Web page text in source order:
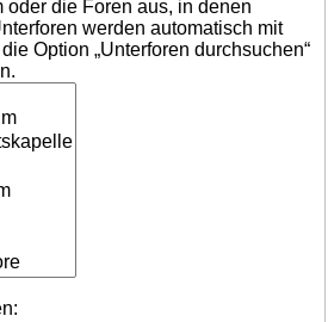
die Foren aus, in denen
werden automatisch mit
Option „Unterforen durchsuchen“